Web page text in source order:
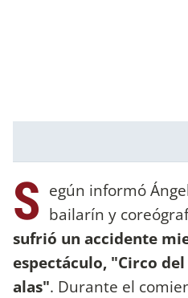
S egún informó
bailarín y
sufrió un accidente
espectáculo, "Circo
alas". Durante el